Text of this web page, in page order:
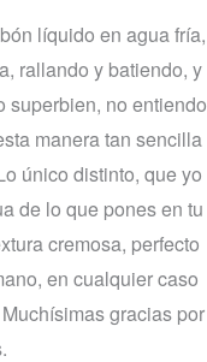
líquido en agua fría,
rallando y batiendo, y
superbien, no entiendo
manera tan sencilla
único distinto, que yo
de lo que pones en tu
cremosa, perfecto
en cualquier caso
gracias por